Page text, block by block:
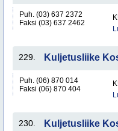
Puh. (03) 637 2372
Faksi (03) 637 2462
229. Kuljetusliike
Puh. (06) 870 014
Faksi (06) 870 404
230. Kuljetusliike